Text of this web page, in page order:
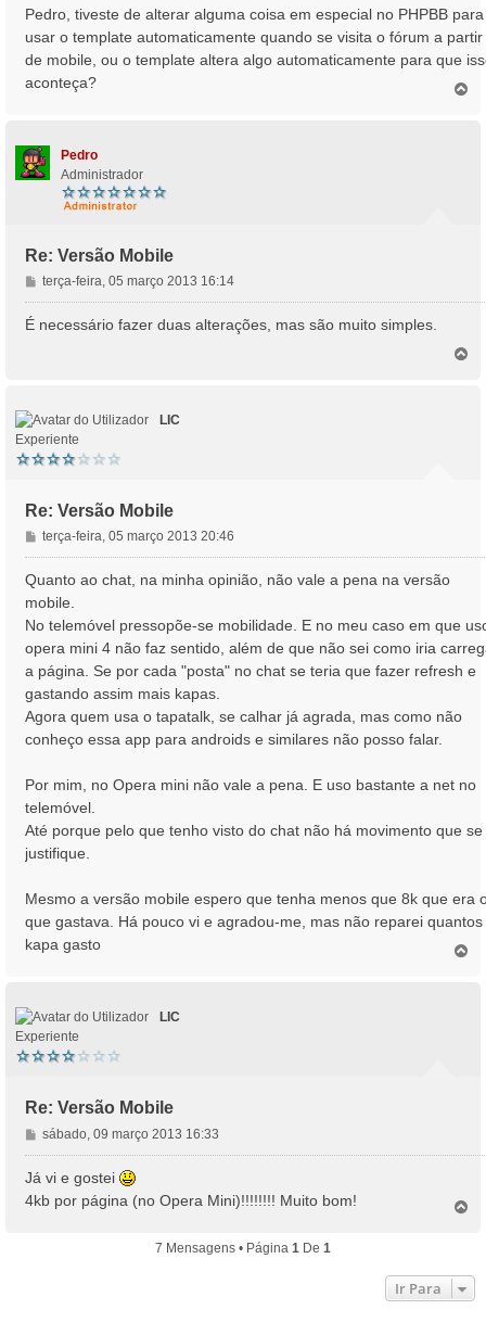
a
g
e
Pedro, tiveste de alterar alguma coisa em especial no PHPBB para
usar o template automaticamente quando se visita o fórum a partir
de mobile, ou o template altera algo automaticamente para que
aconteça?
Pedro
Administrador
Re: Versão Mobile
M
e
n
m
terça-feira, 05 março 2013 16:14
É necessário fazer duas alterações, mas são muito simples.
LIC
Experiente
Re: Versão Mobile
M
e
n
g
e
m
terça-feira, 05 março 2013 20:46
Quanto ao chat, na minha opinião, não vale a pena na versão
mobile.
No telemóvel pressopõe-se mobilidade. E no meu caso em que
opera mini 4 não faz sentido, além de que não sei como iria
a página. Se por cada "posta" no chat se teria que fazer refresh e
gastando assim mais kapas.
Agora quem usa o tapatalk, se calhar já agrada, mas como não
conheço essa app para androids e similares não posso falar.
Por mim, no Opera mini não vale a pena. E uso bastante a net no
telemóvel.
Até porque pelo que tenho visto do chat não há movimento que se
justifique.
Mesmo a versão mobile espero que tenha menos que 8k que era
que gastava. Há pouco vi e agradou-me, mas não reparei quantos
kapa gasto
LIC
Experiente
Re: Versão Mobile
M
e
n
a
sábado, 09 março 2013 16:33
Já vi e gostei
4kb por página (no Opera Mini)!!!!!!!! Muito bom!
7 Mensagens • Página 1 De 1
Ir Para